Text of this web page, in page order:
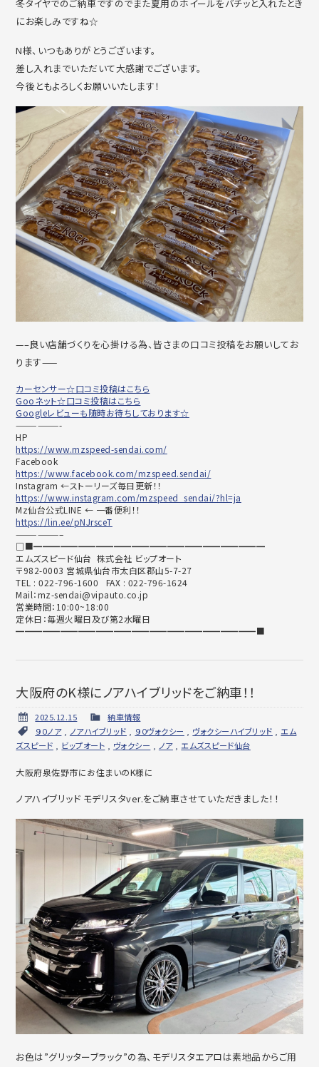
冬タイヤでのご納車ですのでまた夏用のホイールをバチッと入れたとき
にお楽しみですね☆
N様、いつもありがとうございます。
差し入れまでいただいて大感謝でございます。
今後ともよろしくお願いいたします！
—–良い店舗づくりを心掛ける為、皆さまの口コミ投稿をお願いしてお
ります——
カーセンサー☆口コミ投稿はこちら
Gooネット☆口コミ投稿はこちら
Googleレビューも随時お待ちしております☆
——————-
HP
https://www.mzspeed-sendai.com/
Facebook
https://www.facebook.com/mzspeed.sendai/
Instagram ←ストーリーズ毎日更新！！
https://www.instagram.com/mzspeed_sendai/?hl=ja
Mz仙台公式LINE ← 一番便利！！
https://lin.ee/pNJrsceT
——————–
□■━━━━━━━━━━━━━━━━━━━━━━━━━━
エムズスピード仙台 株式会社 ビップオート
〒982-0003 宮城県仙台市太白区郡山5-7-27
TEL : 022-796-1600 FAX : 022-796-1624
Mail：mz-sendai@vipauto.co.jp
営業時間：10:00~18:00
定休日：毎週火曜日及び第2水曜日
━━━━━━━━━━━━━━━━━━━━━━━━━━━■
大阪府のK様にノアハイブリッドをご納車！！
2025.12.15
納車情報
９０ノア, ノアハイブリッド , ９０ヴォクシー , ヴォクシーハイブリッド , エム
ズスピード , ビップオート , ヴォクシー , ノア, エムズスピード仙台
大阪府泉佐野市にお住まいのK様に
ノアハイブリッド モデリスタver.をご納車させていただきました！！
お色は”グリッターブラック”の為、モデリスタエアロは素地品からご用